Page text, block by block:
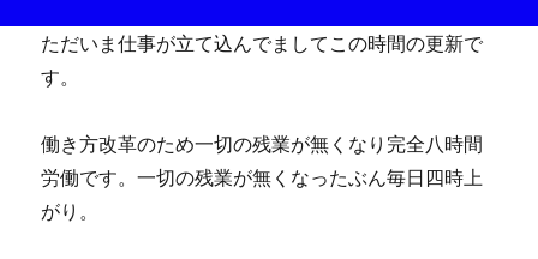
ただいま仕事が立て込んでましてこの時間の更新で
す。
働き方改革のため一切の残業が無くなり完全八時間
労働です。一切の残業が無くなったぶん毎日四時上
がり。